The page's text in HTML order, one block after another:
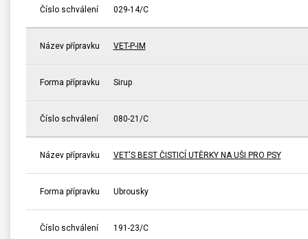
Číslo schválení 029-14/C
Název přípravku VET-P-IM
Forma přípravku Sirup
Číslo schválení 080-21/C
Název přípravku VET'S BEST ČISTICÍ UTĚRKY NA UŠI PRO PSY
Forma přípravku Ubrousky
Číslo schválení 191-23/C